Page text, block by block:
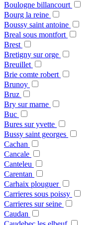
Boulogne billancourt
Bourg la reine
Boussy saint antoine
Breal sous montfort
Brest
Bretigny sur orge
Breuillet
Brie comte robert
Brunoy
Bruz
Bry sur marne
Buc
Bures sur yvette
Bussy saint georges
Cachan
Cancale
Canteleu
Carentan
Carhaix plouguer
Carrieres sous poissy
Carrieres sur seine
Caudan